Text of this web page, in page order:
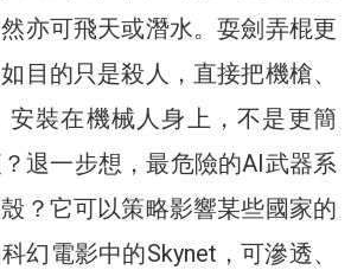
亦可飛天或潛水。耍劍弄棍更
目的只是殺人，直接把機槍、
安裝在機械人身上，不是更簡
退一步想，最危險的AI武器系
？它可以策略影響某些國家的
幻電影中的Skynet，可滲透、